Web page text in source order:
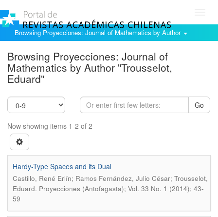
Browsing Proyecciones: Journal of Mathematics by Author
Browsing Proyecciones: Journal of
Mathematics by Author "Trousselot,
Eduard"
Go
Now showing items 1-2 of 2
Hardy-Type Spaces and its Dual
Castillo, René Erlín; Ramos Fernández, Julio César; Trousselot,
Eduard. Proyecciones (Antofagasta); Vol. 33 No. 1 (2014); 43-
59